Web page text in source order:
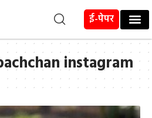
ई-पेपर
instagram